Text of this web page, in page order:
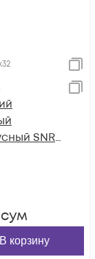
SNR-
сум
В корзину